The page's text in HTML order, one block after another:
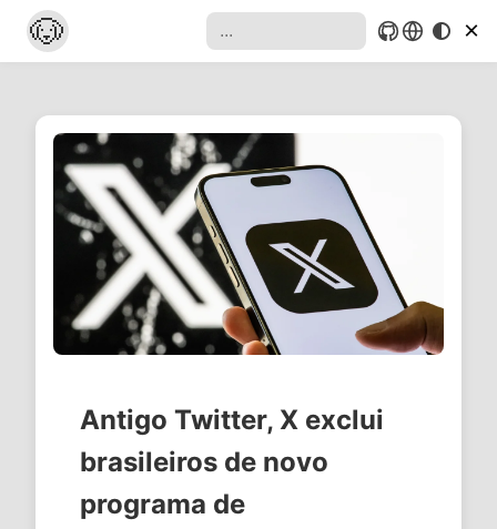
🐶 ×
Antigo Twitter, X exclui
brasileiros de novo
programa de